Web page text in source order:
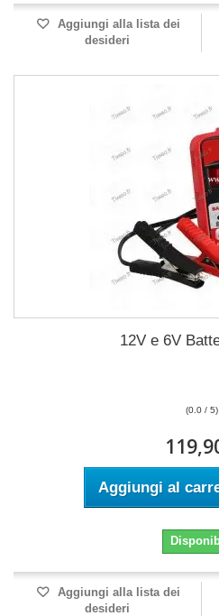
Aggiungi alla lista dei
desideri
12V e 6V
(0.0 / 5)
Aggiungi al
Aggiungi alla lista dei
desideri